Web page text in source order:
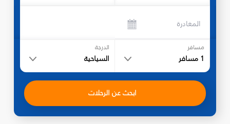
المغادرة
مسافر
1 مسافر
الدرجة
السياحية
ابحث عن الرحلات